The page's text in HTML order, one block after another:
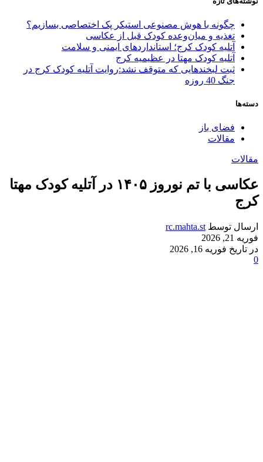
چگونه با هوش مصنوعی استیکر پک اختصاصی بسازیم؟
تغذیه و میان‌وعده کودک قبل از عکاسی
آتلیه کودک کرج؛ استانداردهای ایمنی و سلامت
آتلیه کودک مهتا در عظیمیه کرج
ثبت لبخندهایی که متوقف نشد:روایت آتلیه کودک کرج در
جنگ 40 روزه
دسته‌ها
فضای باز
مقالات
مقالات
عکاسی با تم نوروز ۱۴۰۵ در آتلیه کودک مهتا
کرج
ارسال توسط rc.mahta.st
فوریه 21, 2026
در تاریخ فوریه 16, 2026
0